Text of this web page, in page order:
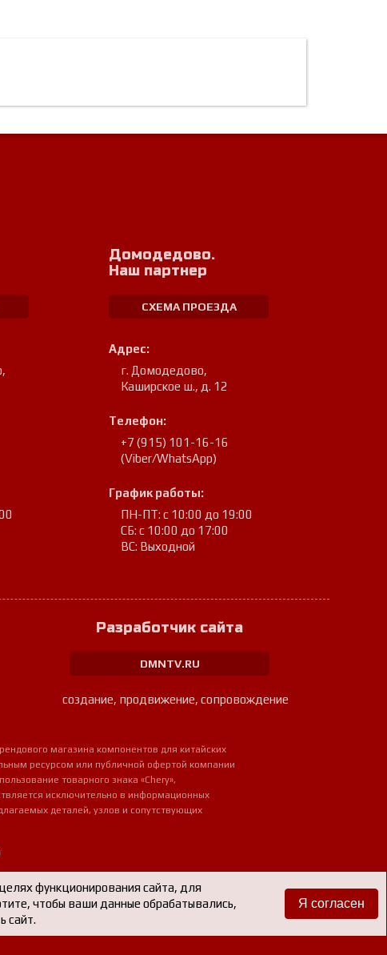
,
Домодедово.
Наш партнер
СХЕМА ПРОЕЗДА
Адрес:
г. Домодедово,
Каширское ш., д. 12
Телефон:
+7 (915) 101-16-16
(Viber/WhatsApp)
График работы:
ПН-ПТ: с 10:00 до 19:00
СБ: с 10:00 до 17:00
ВС: Выходной
Разработчик сайта
DMNTV.RU
создание, продвижение, сопровождение
магазина компонентов для китайских
ресурсом или публичной офертой компании
товарного знака «Chery»,
исключительно в информационных
деталей, узлов и сопутствующих
функционирования сайта, для
чтобы ваши данные обрабатывались,
сайт.
Я согласен